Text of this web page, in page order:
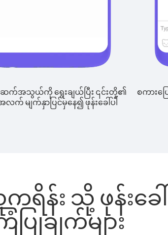
ဆက်အသွယ်ကို ရွေးချယ်ပြီး ၎င်းတို့၏
က် မျက်နှာပြင်မှနေ၍ ဖုန်းခေါ်ပါ
စကားပြ
ရိန်း သို့ ဖုန်းခ
ပြုချက်များ